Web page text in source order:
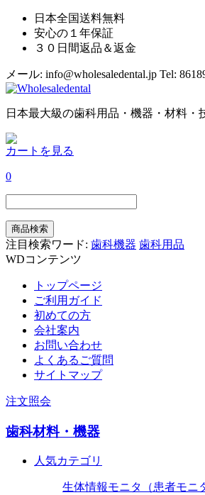
日本全国送料無料
安心の１年保証
３０日間返品＆返金
メール: info@wholesaledental.jp Tel:
日本最大級の歯科用品・機器・材料・
カートを見る
0
注目検索ワード: 歯科機器 歯科用品
WDコンテンツ
トップページ
ご利用ガイド
初めての方
会社案内
お問い合わせ
よくあるご質問
サイトマップ
注文照会
歯科材料・機器
人気カテゴリ
生体情報モニタ（患者モニ